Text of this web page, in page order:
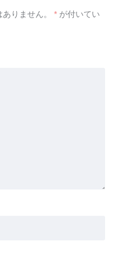
りません。 * が付いてい